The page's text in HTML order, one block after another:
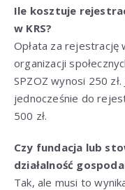
Ile kosztuje
w KRS?
Opłata za
organizacji
SPZOZ wynosi 250
jednocześnie do
500 zł.
Czy fundacja lub
działalność
Tak, ale musi to